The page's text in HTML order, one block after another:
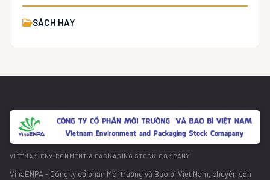
SÁCH HAY
VIETNAM ENVIRONMENT & PACKAGING STOCK COMPANY
VinaENPA - Công ty cổ phần Môi trường và Bao bì Việt Nam, chuyên sản